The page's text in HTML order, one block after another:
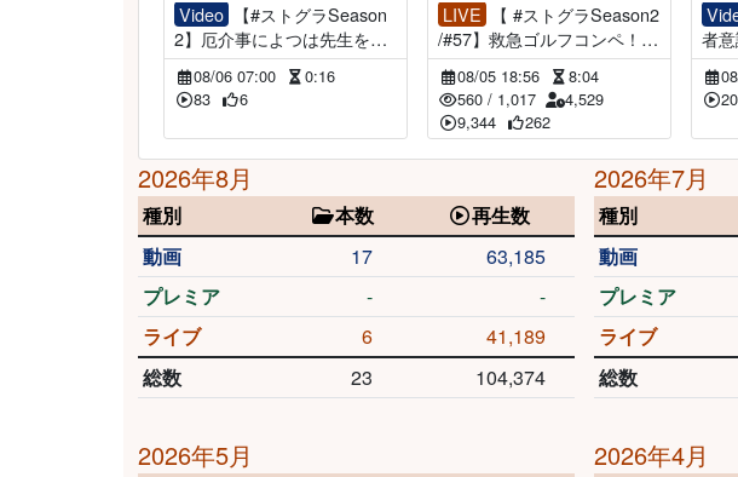
Video
2】厄介事によつは先生を巻
き込む男たちｗｗ【ストグラ
救急隊/空衣御侍/切り抜き】
08/06 07:00
0:16
83
6
LIVE
/#57】救急ゴルフコンペ！
【救急隊/雷堂ましろ/ #スト
グラ】GTAV
08/05 18:56
8:04
560 / 1,017
4,529
9,344
262
者
ラ
侍/
2026年8月
種別 本数
再生数
動画
17
63,185
プレミア
-
-
ライブ
6
41,189
総数
23 104,374
2026年7月
種別
動画
プレミア
ライブ
総数
2026年5月 2026年4月